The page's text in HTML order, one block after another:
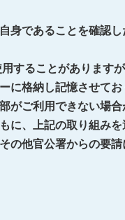
身であることを確認
することがあります
に格納し記憶させて
ご利用できない場合
、上記の取り組みを
の他官公署からの要